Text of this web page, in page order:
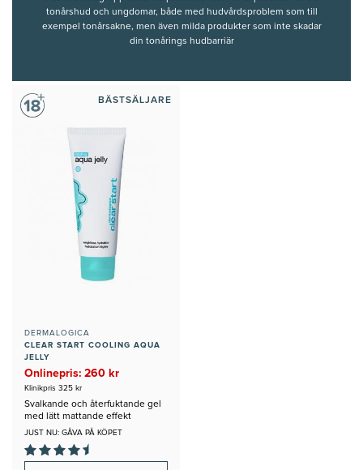
tonårshud och ungdomar, både med hudvårdsproblem som till
exempel tonårsakne, men även milda produkter som inte skadar
din tonårings hudbarriär
BÄSTSÄLJARE
DERMALOGICA
CLEAR START COOLING AQUA
JELLY
Onlinepris: 260 kr
Klinikpris 325 kr
Svalkande och återfuktande gel
med lätt mattande effekt
JUST NU: GÅVA PÅ KÖPET